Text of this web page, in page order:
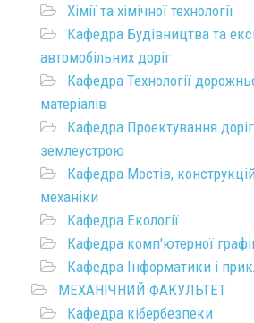
Хімії та хімічної технології
Кафедра Будівництва та
автомобільних доріг
Кафедра Технології
матеріалів
Кафедра Проектування доріг,
землеустрою
Кафедра Мостів,
механіки
Кафедра Екології
Кафедра комп'ютерної
Кафедра Інформатики і
МЕХАНІЧНИЙ ФАКУЛЬТЕТ
Кафедра кібербезпеки